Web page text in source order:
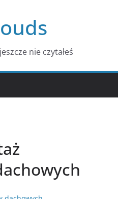
nie czytałeś